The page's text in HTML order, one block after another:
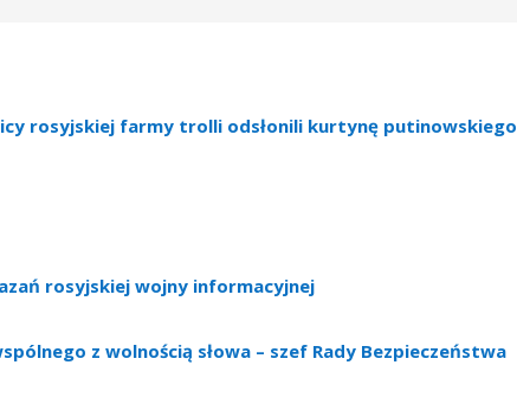
rosyjskiej farmy trolli odsłonili kurtynę putinowskiego
rosyjskiej wojny informacyjnej
z wolnością słowa – szef Rady Bezpieczeństwa